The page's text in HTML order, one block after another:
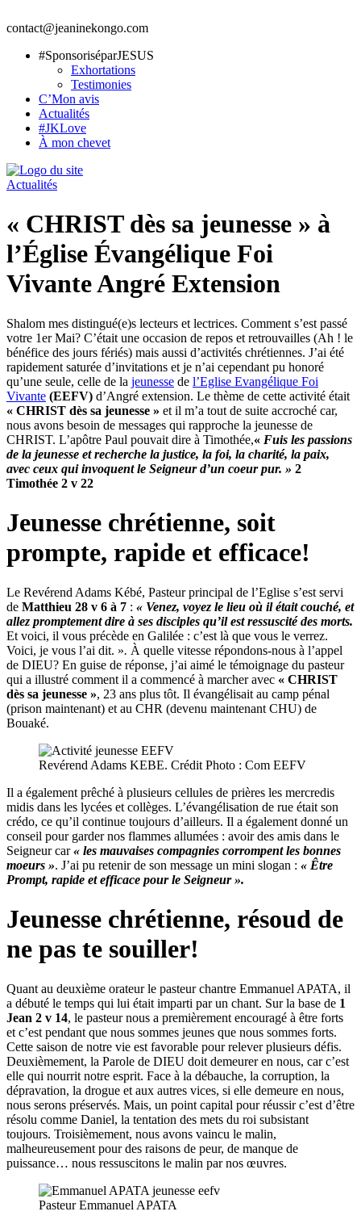
contact@jeaninekongo.com
#SponsoriséparJESUS
Exhortations
Testimonies
C’Mon avis
Actualités
#JKLove
À mon chevet
Actualités
« CHRIST dès sa jeunesse » à
l’Église Évangélique Foi
Vivante Angré Extension
Shalom mes distingué(e)s lecteurs et lectrices. Comment s’est passé
votre 1er Mai? C’était une occasion de repos et retrouvailles (Ah ! le
bénéfice des jours fériés) mais aussi d’activités chrétiennes. J’ai été
rapidement saturée d’invitations et je n’ai cependant pu honoré
qu’une seule, celle de la jeunesse de l’Eglise Evangélique Foi
Vivante (EEFV) d’Angré extension. Le thème de cette activité était
« CHRIST dès sa jeunesse » et il m’a tout de suite accroché car,
nous avons besoin de messages qui rapproche la jeunesse de
CHRIST. L’apôtre Paul pouvait dire à Timothée,« Fuis les passions
de la jeunesse et recherche la justice, la foi, la charité, la paix,
avec ceux qui invoquent le Seigneur d’un coeur pur. » 2
Timothée 2 v 22
Jeunesse chrétienne, soit
prompte, rapide et efficace!
Le Revérend Adams Kébé, Pasteur principal de l’Eglise s’est servi
de Matthieu 28 v 6 à 7 : « Venez, voyez le lieu où il était couché, et
allez promptement dire à ses disciples qu’il est ressuscité des morts.
Et voici, il vous précède en Galilée : c’est là que vous le verrez.
Voici, je vous l’ai dit. ». À quelle vitesse répondons-nous à l’appel
de DIEU? En guise de réponse, j’ai aimé le témoignage du pasteur
qui a illustré comment il a commencé à marcher avec « CHRIST
dès sa jeunesse », 23 ans plus tôt. Il évangélisait au camp pénal
(prison maintenant) et au CHR (devenu maintenant CHU) de
Bouaké.
Revérend Adams KEBE. Crédit Photo : Com EEFV
Il a également prêché à plusieurs cellules de prières les mercredis
midis dans les lycées et collèges. L’évangélisation de rue était son
crédo, ce qu’il continue toujours d’ailleurs. Il a également donné un
conseil pour garder nos flammes allumées : avoir des amis dans le
Seigneur car« les mauvaises compagnies corrompent les bonnes
moeurs ». J’ai pu retenir de son message un mini slogan : « Être
Prompt, rapide et efficace pour le Seigneur ».
Jeunesse chrétienne, résoud de
ne pas te souiller!
Quant au deuxième orateur le pasteur chantre Emmanuel APATA, il
a débuté le temps qui lui était imparti par un chant. Sur la base de 1
Jean 2 v 14, le pasteur nous a premièrement encouragé à être forts
et c’est pendant que nous sommes jeunes que nous sommes forts.
Cette saison de notre vie est favorable pour relever plusieurs défis.
Deuxièmement, la Parole de DIEU doit demeurer en nous, car c’est
elle qui nourrit notre esprit. Face à la débauche, la corruption, la
dépravation, la drogue et aux autres vices, si elle demeure en nous,
nous serons préservés. Mais, un point capital pour réussir c’est d’être
résolu comme Daniel, la tentation des mets du roi subsistant
toujours. Troisièmement, nous avons vaincu le malin,
malheureusement pour des raisons de peur, de manque de
puissance… nous ressuscitons le malin par nos œuvres.
Pasteur Emmanuel APATA